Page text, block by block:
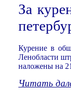
За
Курение в
Ленобласти
наложены на
Читать